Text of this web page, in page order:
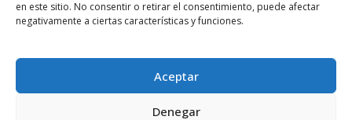
en este sitio. No consentir o retirar el consentimiento, puede afectar
negativamente a ciertas características y funciones.
Aceptar
Denegar